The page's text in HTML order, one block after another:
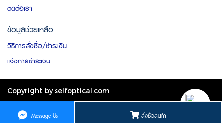
สั่งซื้อสินค้า
Message Us
ติดต่อเรา
ข้อมูลช่วยเหลือ
วิธีการสั่งซื้อ/ชำระเงิน
แจ้งการชำระเงิน
Copyright by selfoptical.com